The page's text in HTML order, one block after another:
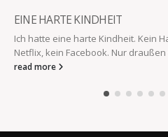
EINE HARTE KINDHEIT
Ich hatte eine harte Kindheit. Kein
Netflix, kein Facebook. Nur
read more